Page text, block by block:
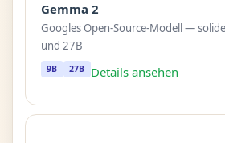
Gemma 2
Googles Open-Source-Modell —
und 27B
9B 27B Details ansehen